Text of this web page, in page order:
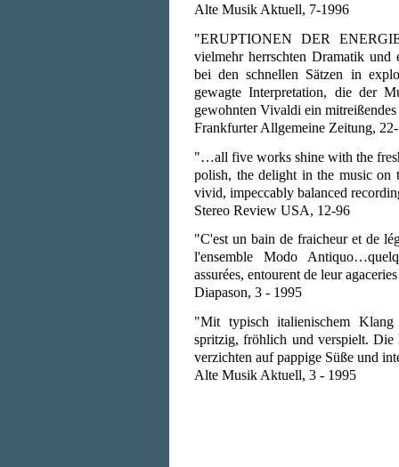
Alte Musik Aktuell, 7-1996
"ERUPTIONEN DER
vielmehr herrschten Dramatik
bei den schnellen Sätzen in
gewagte Interpretation, die der
gewohnten Vivaldi ein
Frankfurter Allgemeine Zeitung,
"…all five works shine with the
polish, the delight in the music on
vivid, impeccably balanced
Stereo Review USA, 12-96
"C'est un bain de fraicheur et de
l'ensemble Modo
assurées, entourent de leur
Diapason, 3 - 1995
"Mit typisch italienischem
spritzig, fröhlich und verspielt. Die
verzichten auf pappige Süße und
Alte Musik Aktuell, 3 - 1995